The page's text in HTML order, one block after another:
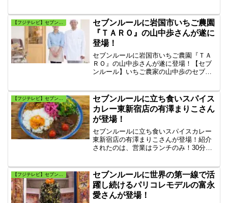
の女性『東真央』さんに密着！『東真
央』さんのセブンルールとは何？
セブンルールに岩国市いちご農園
『ＴＡＲＯ』の山中歩さんが遂に
登場！
セブンルールに岩国市いちご農園『ＴＡ
ＲＯ』の山中歩さんが遂に登場！【セブ
ンルール】いちご農家の山中歩のセブン
歩に密着。イチゴ農家ＴＡＲＯ（タロ
ウ）いちごの通販の案内。
【フジテレビ】セブンルール
セブンルールに立ち食いスパイス
カレー東新宿店の有澤まりこさん
が登場！
セブンルールに立ち食いスパイスカレー
東新宿店の有澤まりこさんが登場！紹介
されたのは、営業はランチのみ！30分で
の“あいがけカレー”が大人気！有澤まり子
のセブンルールを紹介！
【フジテレビ】セブンルール
セブンルールに世界の第一線で活
躍し続けるパリコレモデルの富永
愛さんが登場！